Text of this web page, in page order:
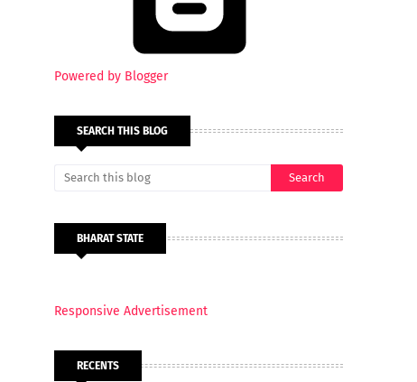
Powered by Blogger
SEARCH THIS BLOG
BHARAT STATE
Responsive Advertisement
RECENTS